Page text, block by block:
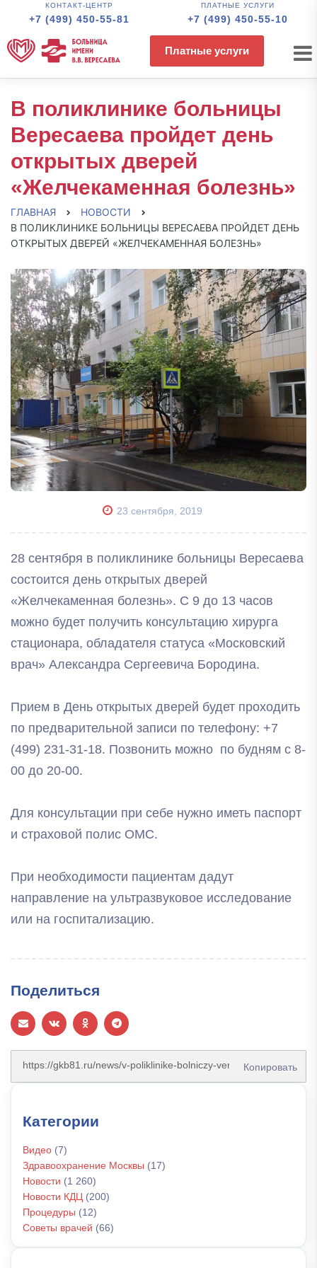
КОНТАКТ-ЦЕНТР
+7 (499) 450-55-81
ПЛАТНЫЕ УСЛУГИ
+7 (499) 450-55-10
Платные услуги
В поликлинике больницы
Вересаева пройдет день
открытых дверей
«Желчекаменная болезнь»
ГЛАВНАЯ
НОВОСТИ
В ПОЛИКЛИНИКЕ БОЛЬНИЦЫ ВЕРЕСАЕВА ПРОЙДЕТ ДЕНЬ
ОТКРЫТЫХ ДВЕРЕЙ «ЖЕЛЧЕКАМЕННАЯ БОЛЕЗНЬ»
23 сентября, 2019
28 сентября в поликлинике больницы Вересаева
состоится день открытых дверей
«Желчекаменная болезнь». С 9 до 13 часов
можно будет получить консультацию хирурга
стационара, обладателя статуса «Московский
врач» Александра Сергеевича Бородина.
Прием в День открытых дверей будет проходить
по предварительной записи по телефону: +7
(499) 231-31-18. Позвонить можно по будням с 8-
00 до 20-00.
Для консультации при себе нужно иметь паcпорт
и cтраховой полис ОМС.
При необходимости пациентам дадут
направление на ультразвуковое исследование
или на госпитализацию.
Поделиться
Копировать
Категории
Видео (7)
Здравоохранение Москвы (17)
Новости (1 260)
Новости КДЦ (200)
Процедуры (12)
Советы врачей (66)